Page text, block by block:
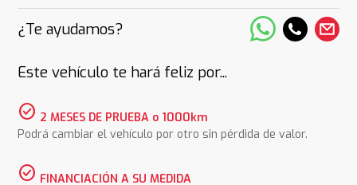
¿Te ayudamos?
Este vehículo te hará feliz por...
check_circle 2 MESES DE PRUEBA o 1000km
Podrá cambiar el vehículo por otro sin pérdida de valor.
check_circle FINANCIACIÓN A SU MEDIDA